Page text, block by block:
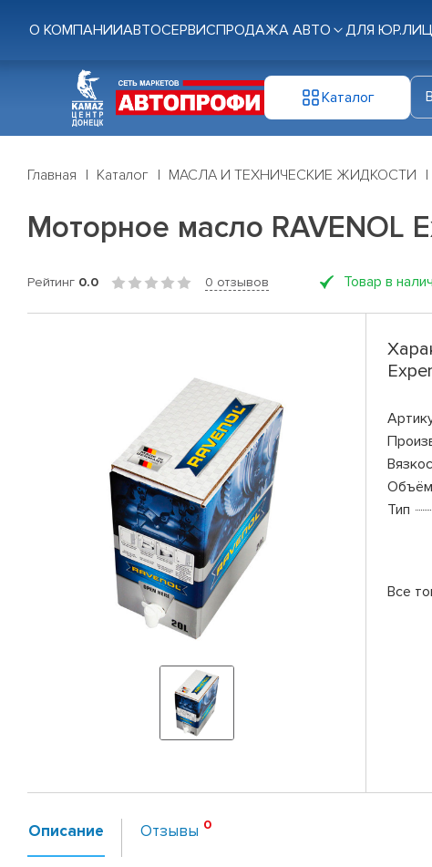
О КОМПАНИИАВТОСЕРВИСПРОДАЖА АВТО ДЛЯ ЮР.ЛИЦ
Каталог
Главная Каталог МАСЛА И ТЕХНИЧЕСКИЕ ЖИДКОСТИ
Моторное масло RAVENOL
Рейтинг 0.0 0 отзывов Товар в
Тип
Все
Описание Отзывы